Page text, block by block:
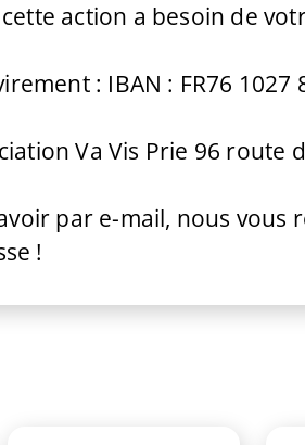
action a besoin de
: IBAN : FR76
Va Vis Prie 96 route
par e-mail, nous
!